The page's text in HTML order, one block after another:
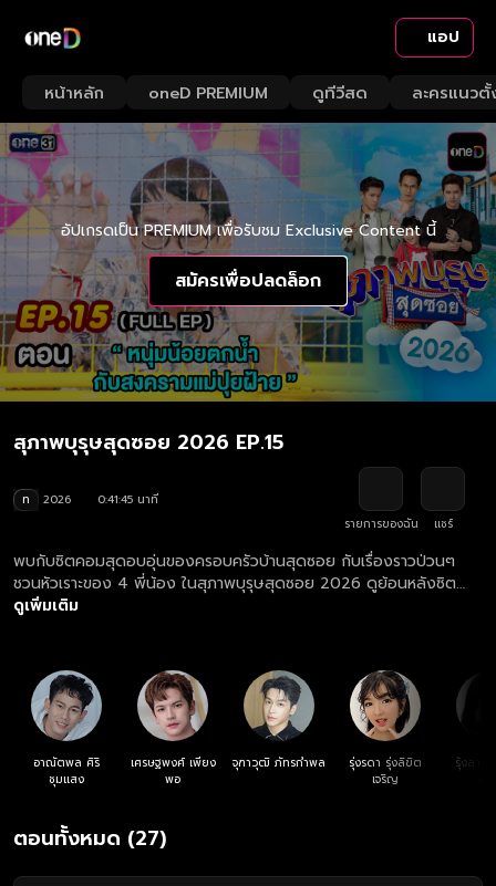
แอป
หน้าหลัก oneD PREMIUM ดูทีวีสด ละครแนวตั้
อัปเกรดเป็น PREMIUM เพื่อรับชม Exclusive Content นี้
สมัครเพื่อปลดล็อก
สุภาพบุรุษสุดซอย 2026 EP.15
ท 2026
0:41:45 นาที
รายการของฉัน
แชร์
พบกับซิตคอมสุดอบอุ่นของครอบครัวบ้านสุดซอย กับเรื่องราวป่วนๆ
ชวนหัวเราะของ 4 พี่น้อง ในสุภาพบุรุษสุดซอย 2026 ดูย้อนหลังซิต
คอม สุภาพบุรุษสุดซอย 2026 ตอนล่าสุด ที่แรก ที่เดียว ทุกวันเสาร์
ดูเพิ่มเติม
อาณัตพล ศิริ
ชุมแสง
เศรษฐพงศ์ เพียง
พอ
จุฑาวุฒิ ภัทรกำพล
รุ่งรดา รุ่งลิขิต
เจริญ
รุ้งลาวั
ตอนทั้งหมด (27)